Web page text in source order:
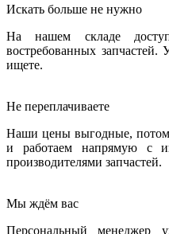
Искать больше не нужно
На нашем складе
востребованных
ищете.
Не переплачиваете
Наши цены выгодные,
и работаем напрямую с
производителями запчастей.
Мы ждём вас
Персональный менеджер